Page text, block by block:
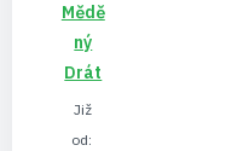
Mědě
Ný
Drát
Již
od